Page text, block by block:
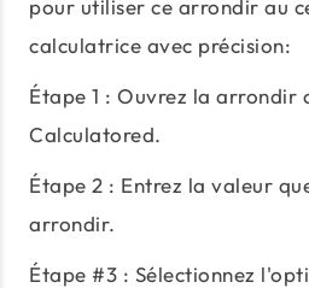
pour utiliser ce arrondir au
calculatrice avec précision:
Étape 1 : Ouvrez la arrondir
Calculatored.
Étape 2 : Entrez la valeur
arrondir.
Étape #3 : Sélectionnez